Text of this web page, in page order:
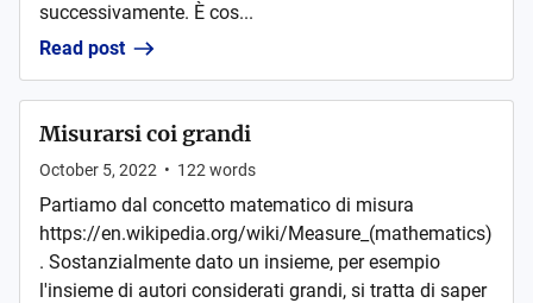
successivamente. È cos...
Read post
Misurarsi coi grandi
October 5, 2022 • 122 words
Partiamo dal concetto matematico di misura
https://en.wikipedia.org/wiki/Measure_(mathematics)
. Sostanzialmente dato un insieme, per esempio
l'insieme di autori considerati grandi, si tratta di saper